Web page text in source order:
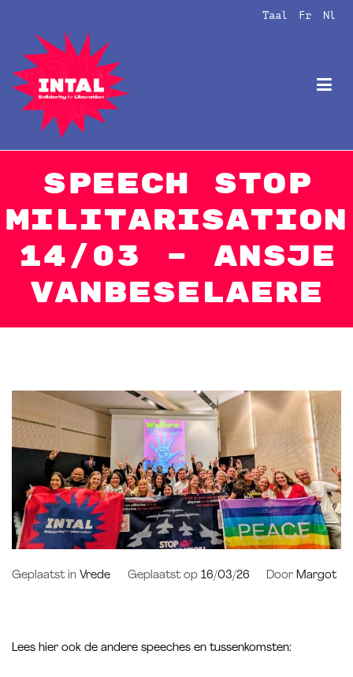
springen
Taal Fr Nl
Intal
Globalize Solidarity!
Speech Stop
Militarisation
14/03 – Ansje
Vanbeselaere
Geplaatst in Vrede Geplaatst op 16/03/26 DoorMargot
Lees hier ook de andere speeches en tussenkomsten: